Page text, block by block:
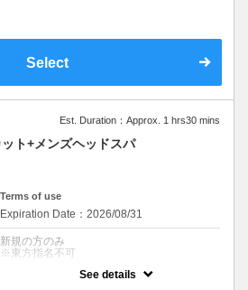
Select
Est. Duration：Approx. 1 hrs30 mins
ト+メンズヘッドスパ
Terms of use
Expiration Date：2026/08/31
新規の方のみ
※東方指名不可
See details